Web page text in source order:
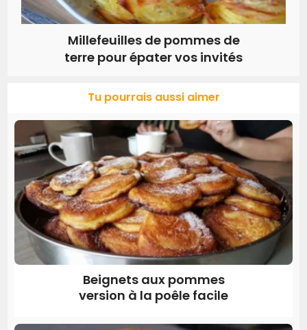
Millefeuilles de pommes de
terre pour épater vos invités
Tu pourrais aussi aimer
Beignets aux pommes
version à la poêle facile